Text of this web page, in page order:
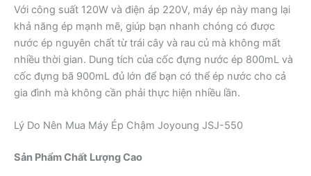
Với công suất 120W và điện áp 220V, máy ép này mang lại
khả năng ép mạnh mẽ, giúp bạn nhanh chóng có được
nước ép nguyên chất từ trái cây và rau củ mà không mất
nhiều thời gian. Dung tích của cốc đựng nước ép 800mL và
cốc đựng bã 900mL đủ lớn để bạn có thể ép nước cho cả
gia đình mà không cần phải thực hiện nhiều lần.
Lý Do Nên Mua Máy Ép Chậm Joyoung JSJ-550
Sản Phẩm Chất Lượng Cao